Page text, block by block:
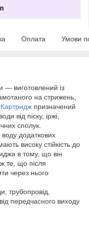
Оплата Умови
— виготовлений із
на стрижень,
Картридж призначений
від піску, іржі,
сполук.
воду додаткових
високу стійкість до
в тому, що він
те, що після
через нього
трубопровід,
передчасного виходу